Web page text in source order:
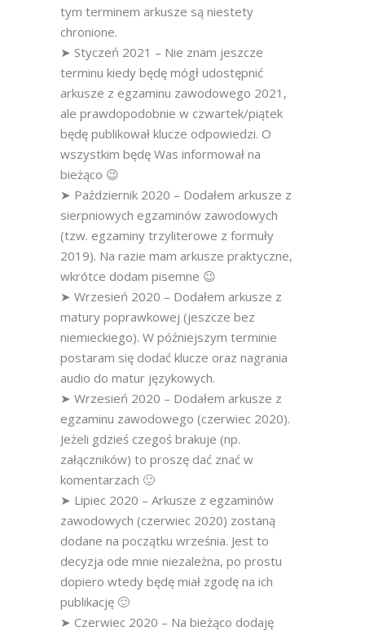
tym terminem arkusze są niestety
chronione.
➤ Styczeń 2021 – Nie znam jeszcze
terminu kiedy będę mógł udostępnić
arkusze z egzaminu zawodowego 2021,
ale prawdopodobnie w czwartek/piątek
będę publikował klucze odpowiedzi. O
wszystkim będę Was informował na
bieżąco 😉
➤ Październik 2020 – Dodałem arkusze z
sierpniowych egzaminów zawodowych
(tzw. egzaminy trzyliterowe z formuły
2019). Na razie mam arkusze praktyczne,
wkrótce dodam pisemne 😉
➤ Wrzesień 2020 – Dodałem arkusze z
matury poprawkowej (jeszcze bez
niemieckiego). W późniejszym terminie
postaram się dodać klucze oraz nagrania
audio do matur językowych.
➤ Wrzesień 2020 – Dodałem arkusze z
egzaminu zawodowego (czerwiec 2020).
Jeżeli gdzieś czegoś brakuje (np.
załączników) to proszę dać znać w
komentarzach 🙂
➤ Lipiec 2020 – Arkusze z egzaminów
zawodowych (czerwiec 2020) zostaną
dodane na początku września. Jest to
decyzja ode mnie niezależna, po prostu
dopiero wtedy będę miał zgodę na ich
publikację 🙂
➤ Czerwiec 2020 – Na bieżąco dodaję